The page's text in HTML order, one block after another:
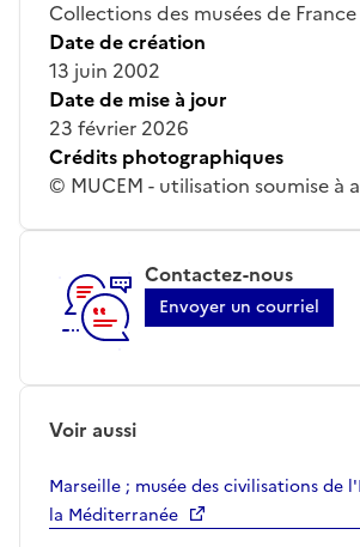
Collections des musées de
Date de création
13 juin 2002
Date de mise à jour
23 février 2026
Crédits photographiques
© MUCEM - utilisation soumise à
Contactez-nous
Envoyer un courriel
Voir aussi
Marseille ; musée des civilisations de
la Méditerranée